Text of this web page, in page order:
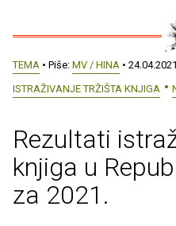
TEMA • Piše: MV / HINA •
ISTRAŽIVANJE TRŽIŠTA KNJIGA
Rezultati
knjiga u
za 2021.